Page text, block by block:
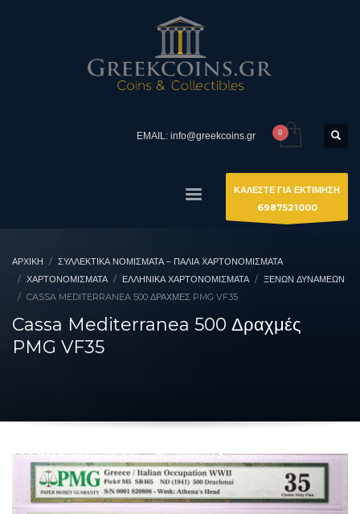
EMAIL: info@greekcoins.gr
ΚΑΛΕΣΤΕ ΓΙΑ ΕΚΤΙΜΗΣΗ
6987521000
ΑΡΧΙΚΉ
ΣΥΛΛΕΚΤΙΚΆ ΝΟΜΊΣΜΑΤΑ – ΠΑΛΙΆ ΧΑΡΤΟΝΟΜΊΣΜΑΤΑ
ΧΑΡΤΟΝΟΜΙΣΜΑΤΑ
ΕΛΛΗΝΙΚΆ ΧΑΡΤΟΝΟΜΊΣΜΑΤΑ
ΞΈΝΩΝ ΔΥΝΆΜΕΩΝ
CASSA MEDITERRANEA 500 ΔΡΑΧΜΈΣ PMG VF35
Cassa Mediterranea 500 Δραχμές
PMG VF35